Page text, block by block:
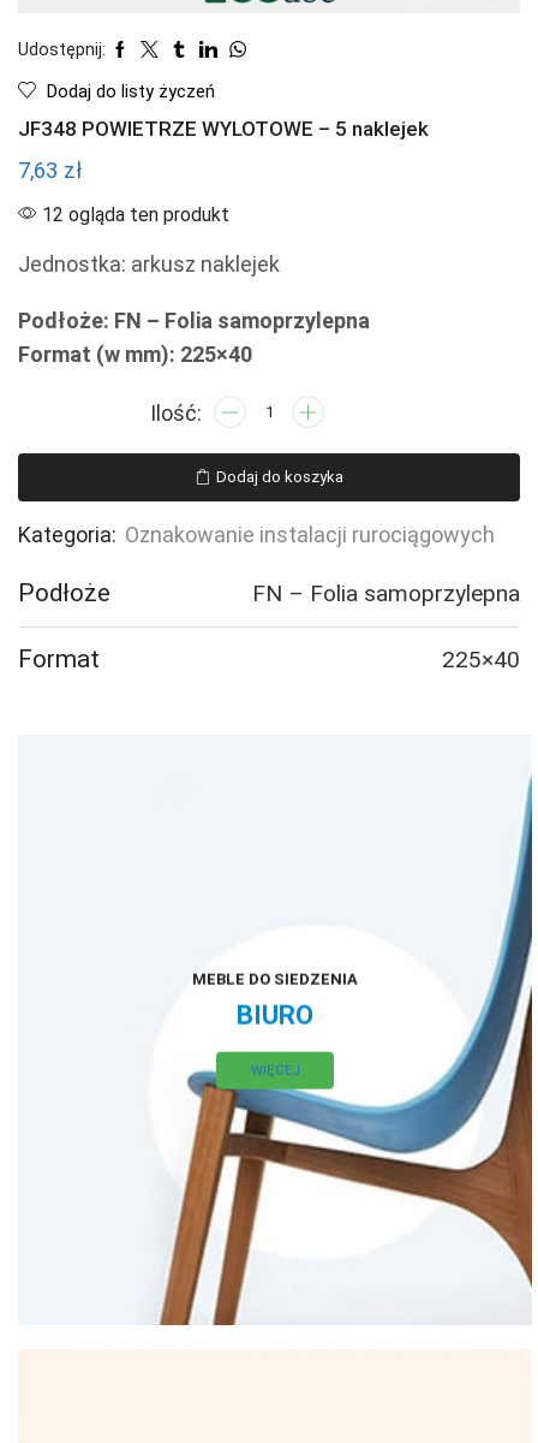
Udostępnij:
Dodaj do listy życzeń
JF348 POWIETRZE WYLOTOWE – 5 naklejek
7,63 zł
12 ogląda ten produkt
Jednostka: arkusz naklejek
Podłoże: FN – Folia samoprzylepna
Format (w mm): 225×40
ilość
POWIETRZE
WYLOTOWE
-
naklejek
Dodaj do koszyka
Kategoria: Oznakowanie instalacji rurociągowych
Podłoże FN – Folia samoprzylepna
Format 225×40
MEBLE DO SIEDZENIA
BIURO
WIĘCEJ